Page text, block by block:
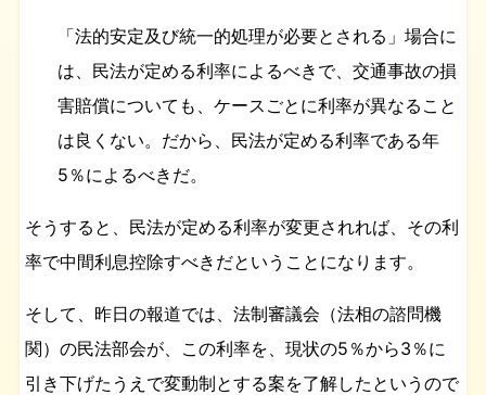
「法的安定及び統一的処理が必要とされる」場合に
は、民法が定める利率によるべきで、交通事故の損
害賠償についても、ケースごとに利率が異なること
は良くない。だから、民法が定める利率である年
5％によるべきだ。
そうすると、民法が定める利率が変更されれば、その利
率で中間利息控除すべきだということになります。
そして、昨日の報道では、法制審議会（法相の諮問機
関）の民法部会が、この利率を、現状の5％から3％に
引き下げたうえで変動制とする案を了解したというので